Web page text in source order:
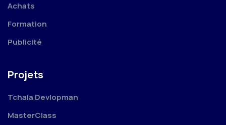
Achats
Formation
Publicité
Projets
Tchala Devlopman
MasterClass